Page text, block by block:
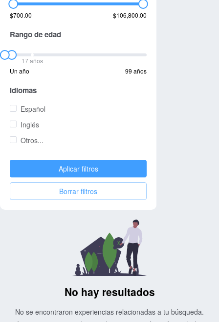
$700.00 $106,800.00
Rango de edad
17 años
Un año
99 años
Idiomas
Español
Inglés
Otros...
Aplicar filtros
Borrar filtros
No hay resultados
No se encontraron experiencias relacionadas a tu búsqueda.